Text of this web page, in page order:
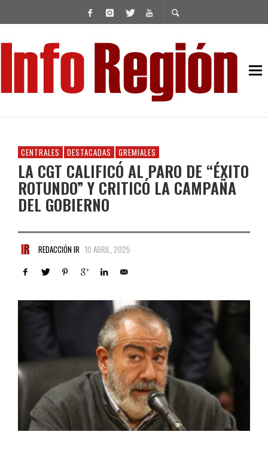
CENTRALES DESTACADAS GREMIALES
LA CGT CALIFICÓ AL PARO DE “ÉXITO
ROTUNDO” Y CRITICÓ LA CAMPAÑA
DEL GOBIERNO
REDACCIÓN IR 10 ABRIL, 2025